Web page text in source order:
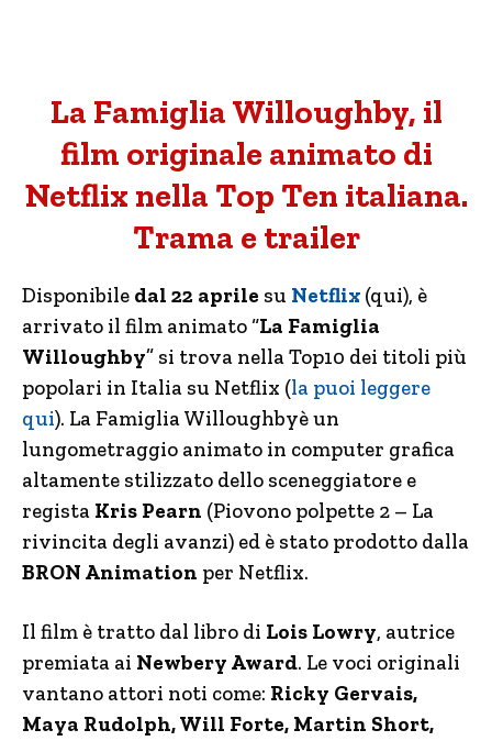
La Famiglia Willoughby, il
film originale animato di
Netflix nella Top Ten italiana.
Trama e trailer
Disponibile dal 22 aprile su Netflix (qui), è
arrivato il film animato “La Famiglia
Willoughby” si trova nella Top10 dei titoli più
popolari in Italia su Netflix (la puoi leggere
qui). La Famiglia Willoughbyè un
lungometraggio animato in computer grafica
altamente stilizzato dello sceneggiatore e
regista Kris Pearn (Piovono polpette 2 – La
rivincita degli avanzi) ed è stato prodotto dalla
BRON Animation per Netflix.
Il film è tratto dal libro di Lois Lowry, autrice
premiata ai Newbery Award. Le voci originali
vantano attori noti come: Ricky Gervais,
Maya Rudolph, Will Forte, Martin Short,